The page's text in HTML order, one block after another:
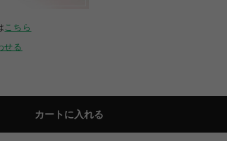
こちら
せる
カートに入れる